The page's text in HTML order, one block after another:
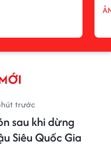
trước
sau khi dừng
Siêu Quốc Gia